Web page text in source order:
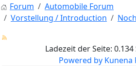
Forum
Automobile Forum
Vorstellung / Introduction
Ladezeit der Seite:
Powered by Kunena